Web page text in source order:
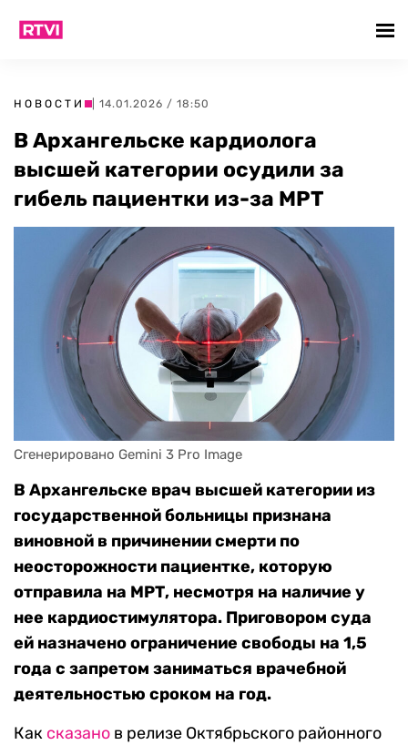
НОВОСТИ | 14.01.2026 / 18:50
В Архангельске кардиолога
высшей категории осудили за
гибель пациентки из-за МРТ
Сгенерировано Gemini 3 Pro Image
В Архангельске врач высшей категории из
государственной больницы признана
виновной в причинении смерти по
неосторожности пациентке, которую
отправила на МРТ, несмотря на наличие у
нее кардиостимулятора. Приговором суда
ей назначено ограничение свободы на 1,5
года с запретом заниматься врачебной
деятельностью сроком на год.
Как сказано в релизе Октябрьского районного